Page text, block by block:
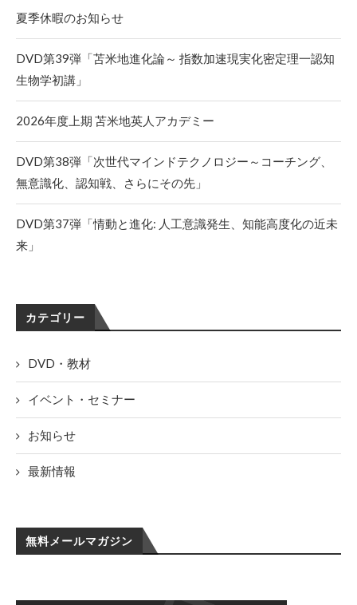
夏季休暇のお知らせ
DVD第39弾「苫米地進化論～ 指数加速現実化密定理一認知
生物学初講」
2026年度上期 苫米地英人アカデミー
DVD第38弾「次世代マインドテクノロジー～コーチング、
無意識化、認知戦、さらにその先」
DVD第37弾「情動と進化: 人工意識発生、知能高度化の近未
来」
カテゴリー
DVD・教材
イベント・セミナー
お知らせ
最新情報
無料メールマガジン